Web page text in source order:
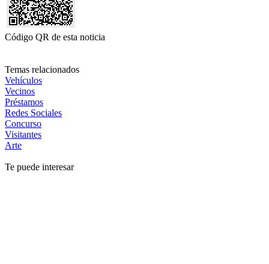
Código QR de esta noticia
Temas relacionados
Vehículos
Vecinos
Préstamos
Redes Sociales
Concurso
Visitantes
Arte
Te puede interesar